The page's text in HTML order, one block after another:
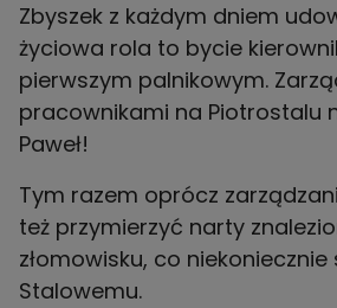
Zbyszek z każdym dniem
życiowa rola to bycie
pierwszym palnikowym.
pracownikami na Piotrostalu
Paweł!
Tym razem oprócz
też przymierzyć narty
złomowisku, co
Stalowemu.